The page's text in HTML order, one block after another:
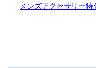
メンズアクセサリー特